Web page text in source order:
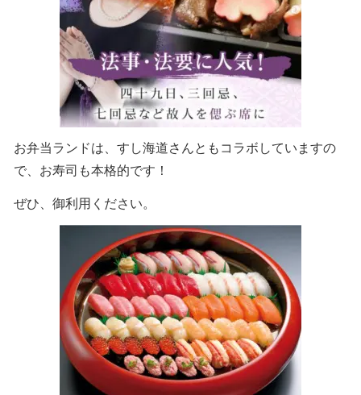
お弁当ランドは、すし海道さんともコラボしていますの
で、お寿司も本格的です！
ぜひ、御利用ください。